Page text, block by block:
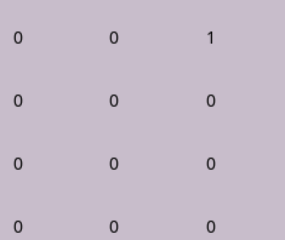
0 0 1
0 0 0
0 0 0
0 0 0